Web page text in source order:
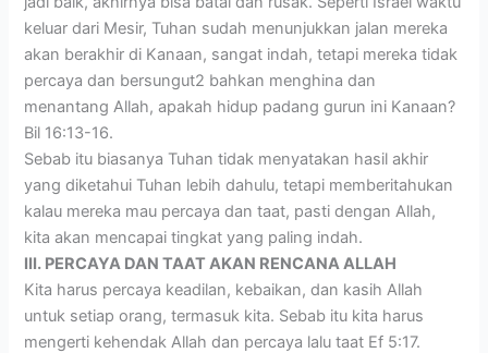
keluar dari Mesir, Tuhan sudah menunjukkan jalan mereka
akan berakhir di Kanaan, sangat indah, tetapi mereka tidak
percaya dan bersungut2 bahkan menghina dan
menantang Allah, apakah hidup padang gurun ini Kanaan?
Bil 16:13-16.
Sebab itu biasanya Tuhan tidak menyatakan hasil akhir
yang diketahui Tuhan lebih dahulu, tetapi memberitahukan
kalau mereka mau percaya dan taat, pasti dengan Allah,
kita akan mencapai tingkat yang paling indah.
III. PERCAYA DAN TAAT AKAN RENCANA ALLAH
Kita harus percaya keadilan, kebaikan, dan kasih Allah
untuk setiap orang, termasuk kita. Sebab itu kita harus
mengerti kehendak Allah dan percaya lalu taat Ef 5:17.